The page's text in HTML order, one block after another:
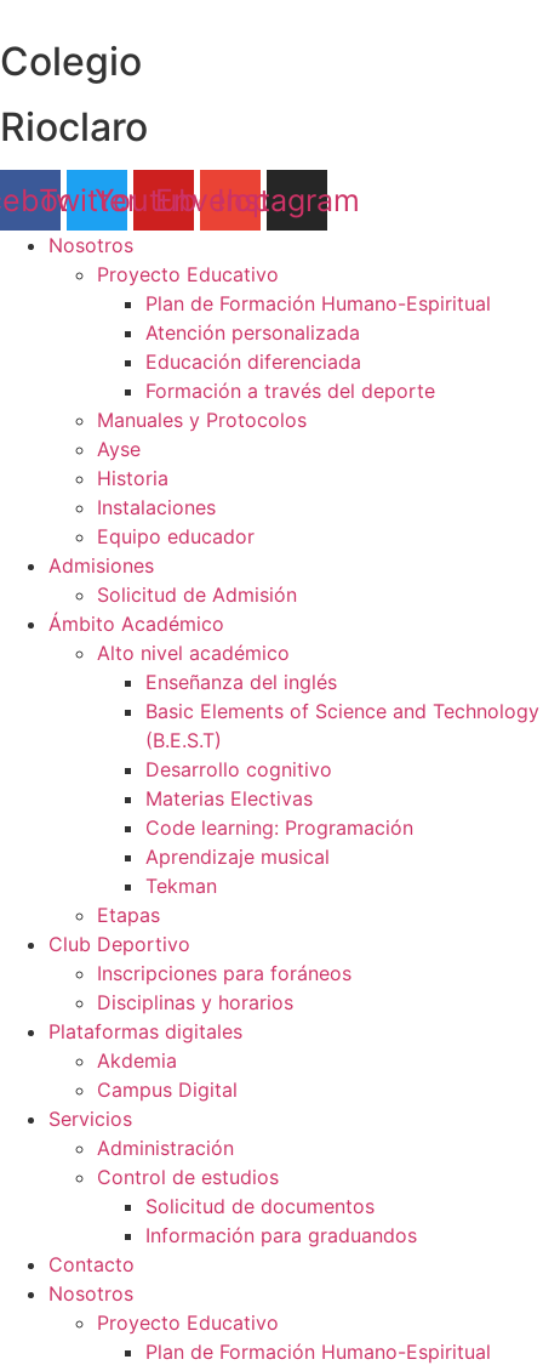
al
contenido
Colegio
Rioclaro
TwitterYoutubeEnvelope
Instagram
Nosotros
Proyecto Educativo
Plan de Formación Humano-Espiritual
Atención personalizada
Educación diferenciada
Formación a través del deporte
Manuales y Protocolos
Ayse
Historia
Instalaciones
Equipo educador
Admisiones
Solicitud de Admisión
Ámbito Académico
Alto nivel académico
Enseñanza del inglés
Basic Elements of Science and Technology
(B.E.S.T)
Desarrollo cognitivo
Materias Electivas
Code learning: Programación
Aprendizaje musical
Tekman
Etapas
Club Deportivo
Inscripciones para foráneos
Disciplinas y horarios
Plataformas digitales
Akdemia
Campus Digital
Servicios
Administración
Control de estudios
Solicitud de documentos
Información para graduandos
Contacto
Nosotros
Proyecto Educativo
Plan de Formación Humano-Espiritual